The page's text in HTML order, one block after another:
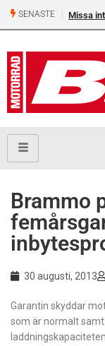
SENASTE Missa
Brammo
30 augusti, 2013
Garantin skyddar
som är normalt